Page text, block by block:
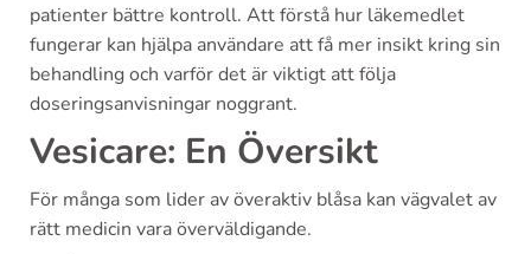
patienter bättre kontroll. Att förstå hur läkemedlet
fungerar kan hjälpa användare att få mer insikt kring sin
behandling och varför det är viktigt att följa
doseringsanvisningar noggrant.
Vesicare: En Översikt
För många som lider av överaktiv blåsa kan vägvalet av
rätt medicin vara överväldigande.